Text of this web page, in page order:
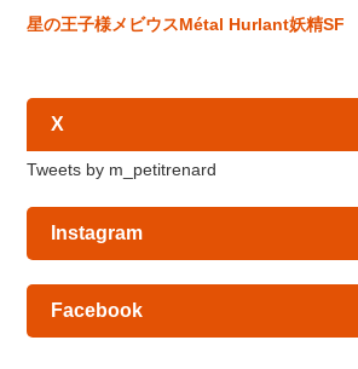
星の王子様メビウスMétal Hurlant妖精SF
X
Tweets by m_petitrenard
Instagram
Facebook